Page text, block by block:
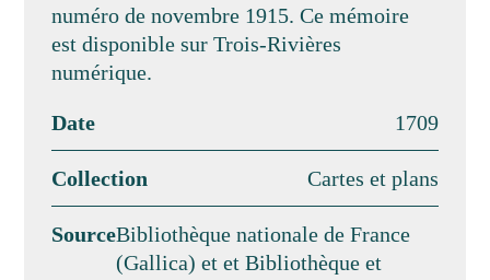
numéro de novembre 1915. Ce mémoire
est disponible sur Trois-Rivières
numérique.
Date 1709
Collection Cartes et plans
SourceBibliothèque nationale de France
(Gallica) et et Bibliothèque et